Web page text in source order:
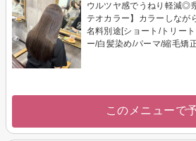
ウルツヤ感でうねり軽減◎
テオカラー】カラーしな
名料別途[ショート/トリー
ー/白髪染め/パーマ/縮毛矯
このメニューで